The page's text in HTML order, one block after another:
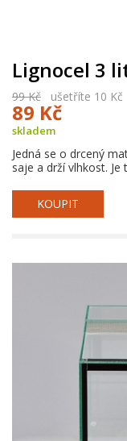
Lignocel 3
99 Kč ušetříte 10 Kč
89 Kč
skladem
Jedná se o drcený
saje a drží vlhkost.
KOUPIT